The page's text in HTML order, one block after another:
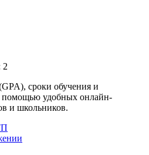
2
сроки обучения и
помощью удобных онлайн-
и школьников.